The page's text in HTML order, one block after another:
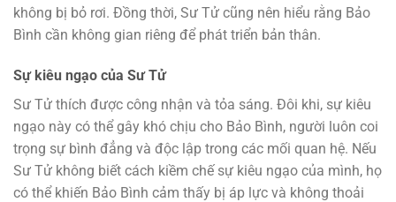
không bị bỏ rơi. Đồng thời, Sư Tử cũng nên hiểu rằng Bảo
Bình cần không gian riêng để phát triển bản thân.
Sự kiêu ngạo của Sư Tử
Sư Tử thích được công nhận và tỏa sáng. Đôi khi, sự kiêu
ngạo này có thể gây khó chịu cho Bảo Bình, người luôn coi
trọng sự bình đẳng và độc lập trong các mối quan hệ. Nếu
Sư Tử không biết cách kiềm chế sự kiêu ngạo của mình, họ
có thể khiến Bảo Bình cảm thấy bị áp lực và không thoải